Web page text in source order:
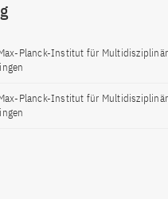
Planck-Institut für
Planck-Institut für